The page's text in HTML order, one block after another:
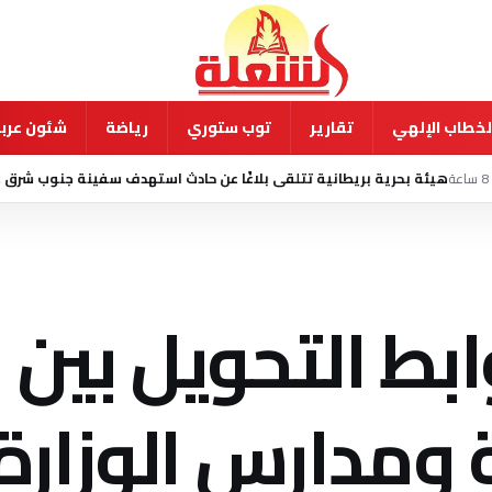
الإلهي تقارير توب ستوري رياضة شئون
تتلقى بلاغًا عن حادث استهدف سفينة جنوب شرق عدن 5 أغسطس 2026 - 2:40 ص
التحويل بين
ومدارس